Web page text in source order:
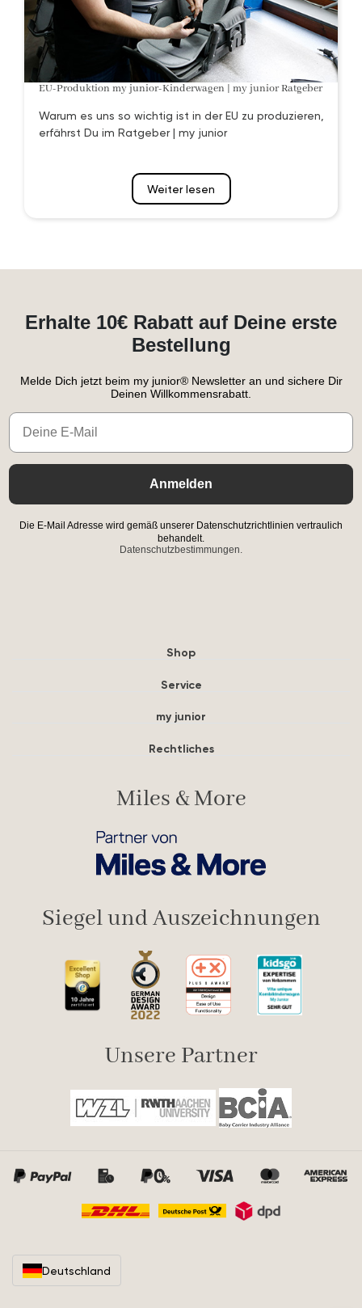
EU-Produktion my junior-Kinderwagen | my junior Ratgeber
Warum es uns so wichtig ist in der EU zu produzieren,
erfährst Du im Ratgeber | my junior
Weiter lesen
Erhalte 10€ Rabatt auf Deine erste
Bestellung
Melde Dich jetzt beim my junior® Newsletter an und sichere Dir
Deinen Willkommensrabatt.
Email
Anmelden
Die E-Mail Adresse wird gemäß unserer Datenschutzrichtlinien vertraulich
behandelt.
Datenschutzbestimmungen.
Shop
Service
my junior
Rechtliches
Miles & More
Siegel und Auszeichnungen
Unsere Partner
Deutschland